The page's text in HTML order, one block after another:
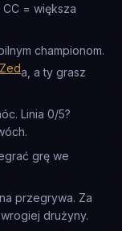
CC = większa
championom.
Zeda, a ty grasz
Linia 0/5?
grę we
przegrywa. Za
drużyny.